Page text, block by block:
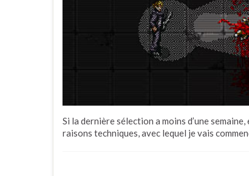
Si la dernière sélection a moins d’une
raisons techniques, avec lequel je vais